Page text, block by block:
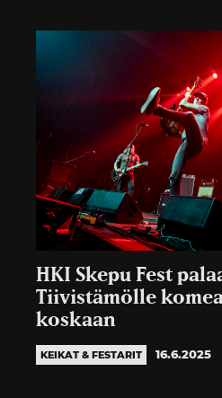
HKI Skepu Fest
Tiivistämölle
koskaan
KEIKAT & FESTARIT 16.6.2025